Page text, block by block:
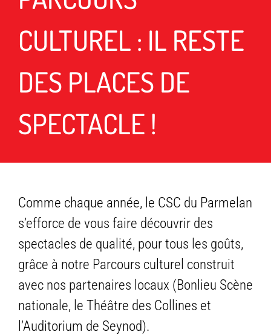
CULTUREL : IL RESTE
DES PLACES DE
SPECTACLE !
Comme chaque année, le CSC du Parmelan
s’efforce de vous faire découvrir des
spectacles de qualité, pour tous les goûts,
grâce à notre Parcours culturel construit
avec nos partenaires locaux (Bonlieu Scène
nationale, le Théâtre des Collines et
l’Auditorium de Seynod).